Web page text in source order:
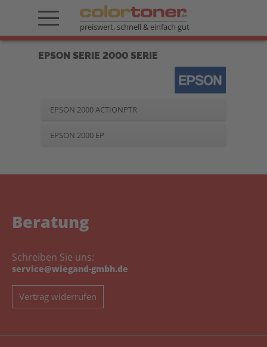
preiswert, schnell & einfach gut
EPSON SERIE 2000 SERIE
EPSON 2000 ACTIONPTR
EPSON 2000 EP
Beratung
Schreiben Sie uns:
service@wiegand-gmbh.de
Vertrag widerrufen